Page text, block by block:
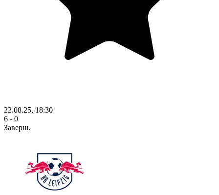
22.08.25, 18:30
6 - 0
Заверш.